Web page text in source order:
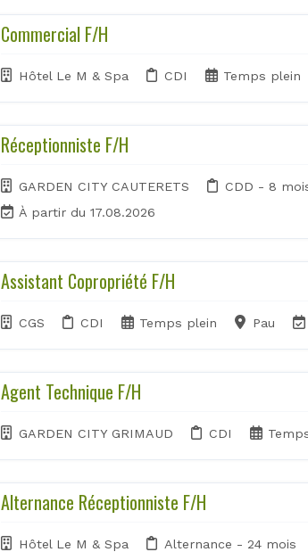
Commercial F/H
Hôtel Le M & Spa CDI Temps plein
Réceptionniste F/H
GARDEN CITY CAUTERETS CDD - 8
À partir du 17.08.2026
Assistant Copropriété F/H
CGS CDI Temps plein Pau
Agent Technique F/H
GARDEN CITY GRIMAUD CDI
Alternance Réceptionniste F/H
Hôtel Le M & Spa Alternance - 24 mois